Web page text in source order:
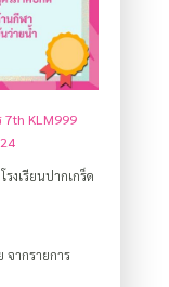
7th KLM999
งเรียนปากเกร็ด
จากรายการ